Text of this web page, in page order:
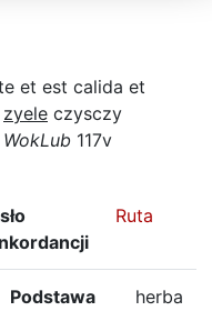
et est calida et
zyele czysczy
WokLub 117v
Ruta
Podstawa
herba